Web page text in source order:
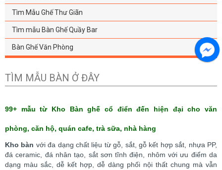
Tìm Mẫu Ghế Thư Giãn
Tìm mẫu Bàn Ghế Quầy Bar
Bàn Ghế Văn Phòng
TÌM MẪU BÀN Ở ĐÂY
99+ mẫu từ Kho Bàn ghế cổ điển đến hiện đại cho văn
phòng, căn hộ, quán cafe, trà sữa, nhà hàng
Kho bàn với đa dạng chất liệu từ gỗ, sắt, gỗ kết hợp sắt, nhựa PP,
đá ceramic, đá nhân tạo, sắt sơn tĩnh điện, nhôm với ưu điểm da
dạng màu sắc, dễ kết hợp, dễ dàng phối nội thất chung mà vẫn